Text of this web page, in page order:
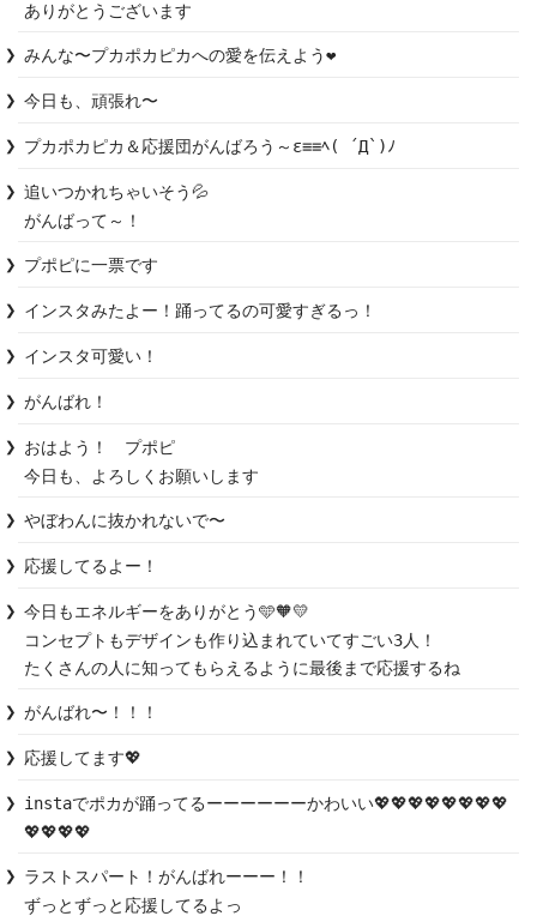
ありがとうございます
みんな〜プカポカピカへの愛を伝えよう❤️
今日も、頑張れ〜
プカポカピカ＆応援団がんばろう～ε≡≡ﾍ( ´Д`)ﾉ
追いつかれちゃいそう💦
がんばって～！
プポピに一票です
インスタみたよー！踊ってるの可愛すぎるっ！
インスタ可愛い！
がんばれ！
おはよう！　プポピ
今日も、よろしくお願いします
やぼわんに抜かれないで〜
応援してるよー！
今日もエネルギーをありがとう🩵🧡💛
コンセプトもデザインも作り込まれていてすごい3人！
たくさんの人に知ってもらえるように最後まで応援するね
がんばれ〜！！！
応援してます💖
instaでポカが踊ってるーーーーーーかわいい💖💖💖💖💖💖💖💖
💖💖💖💖
ラストスパート！がんばれーーー！！
ずっとずっと応援してるよっ